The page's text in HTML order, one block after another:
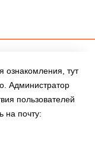
ознакомления, тут
Администратор
пользователей
на почту: